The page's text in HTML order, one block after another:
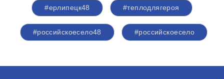
#ерлипецк48 #теплодлягероя
#российскоесело48 #российскоесело